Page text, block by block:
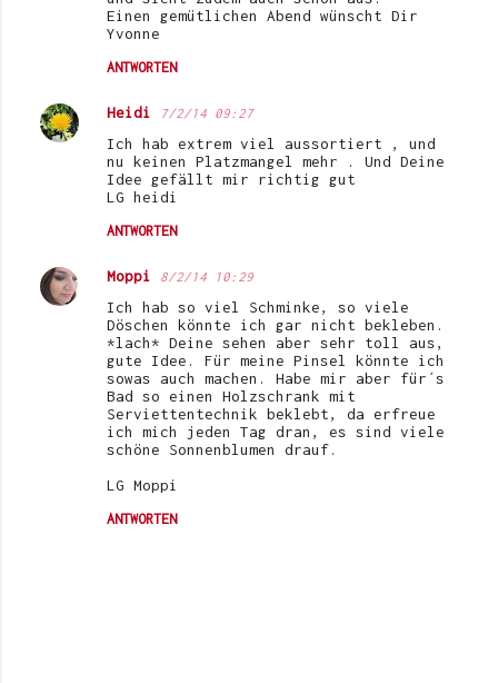
Einen gemütlichen Abend wünscht Dir
Yvonne
ANTWORTEN
Heidi 7/2/14 09:27
Ich hab extrem viel aussortiert , und
nu keinen Platzmangel mehr . Und Deine
Idee gefällt mir richtig gut
LG heidi
ANTWORTEN
Moppi 8/2/14 10:29
Ich hab so viel Schminke, so viele
Döschen könnte ich gar nicht bekleben.
*lach* Deine sehen aber sehr toll aus,
gute Idee. Für meine Pinsel könnte ich
sowas auch machen. Habe mir aber für´s
Bad so einen Holzschrank mit
Serviettentechnik beklebt, da erfreue
ich mich jeden Tag dran, es sind viele
schöne Sonnenblumen drauf.
LG Moppi
ANTWORTEN